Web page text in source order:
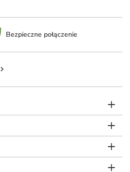
Bezpieczne połączenie